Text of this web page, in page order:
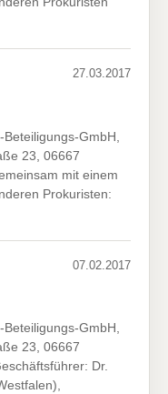
27.03.2017
GmbH,
23, 06667
mit einem
Prokuristen:
07.02.2017
GmbH,
23, 06667
Dr.